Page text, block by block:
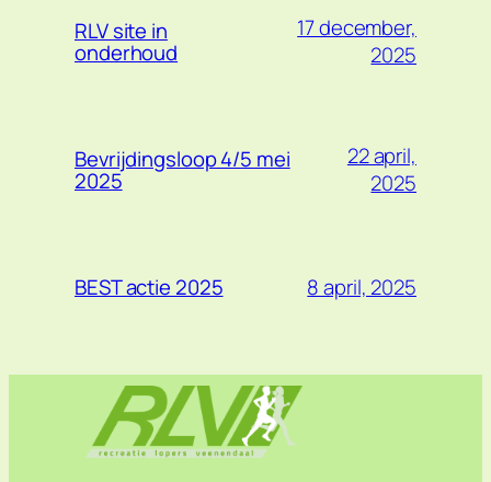
RLV site in
onderhoud
17 december,
2025
Bevrijdingsloop 4/5 mei
2025
22 april,
2025
BEST actie 2025 8 april, 2025